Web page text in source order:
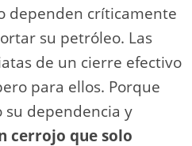
dependen críticamente
su petróleo. Las
de un cierre efectivo
para ellos. Porque
su dependencia y
cerrojo que solo